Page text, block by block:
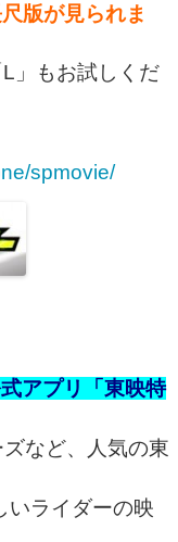
版が見られま
L」もお試しくだ
spmovie/
アプリ「東映特
など、人気の東
いライダーの映